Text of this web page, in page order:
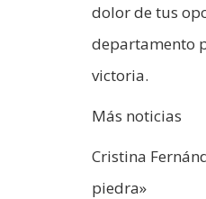
dolor de tus
departamento
victoria.
Más noticias
Cristina
piedra»